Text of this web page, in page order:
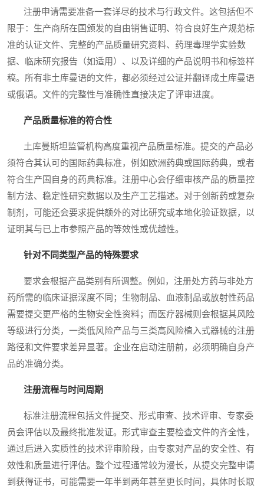
注册申请需要准备一套详尽的技术与行政文件。这包括但不
限于：生产商所在国颁发的自由销售证明、符合良好生产规范标
准的认证文件、完整的产品质量研究资料、药理毒理学实验数
据、临床研究报告（如适用）、以及详细的产品说明书和标签样
稿。所有非土库曼语的文件，都必须经过公证并翻译成土库曼语
或俄语。文件的完整性与准确性直接决定了评审进度。
产品质量标准的符合性
土库曼斯坦监管机构高度重视产品质量标准。提交的产品必
须符合其认可的国际药典标准，例如欧洲药典或国际药典，或者
符合生产国自身的药典标准。注册中心会仔细审核产品的质量控
制方法、稳定性研究数据以及生产工艺描述。对于创新药或复杂
制剂，可能还会要求提供额外的对比研究或本地化验证数据，以
证明其与已上市参照产品的等效性或优越性。
针对不同类型产品的特殊要求
要求会根据产品类别有所调整。例如，注册处方药与非处方
药所需的临床证据深度不同；生物制品、血液制品或放射性药品
需要提交更严格的生物安全性资料；而医疗器械则会根据其风险
等级进行分类，一类低风险产品与三类高风险植入式器械的注册
路径和文件要求差异显著。企业在启动注册前，必须明确自身产
品的准确分类。
注册流程与时间周期
标准注册流程包括文件提交、形式审查、技术评审、专家委
员会评估以及最终批准发证。形式审查主要检查文件的齐全性，
通过后进入实质性的技术评审阶段，由专家对产品的安全性、有
效性和质量进行评估。整个过程通常较为漫长，从提交完整申请
到获得证书，可能需要一年半到两年甚至更长时间，具体时长取